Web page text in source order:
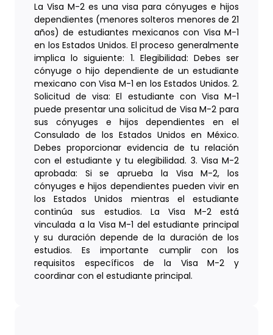
La Visa M-2 es una visa para cónyuges e hijos
dependientes (menores solteros menores de 21
años) de estudiantes mexicanos con Visa M-1
en los Estados Unidos. El proceso generalmente
implica lo siguiente: 1. Elegibilidad: Debes ser
cónyuge o hijo dependiente de un estudiante
mexicano con Visa M-1 en los Estados Unidos. 2.
Solicitud de visa: El estudiante con Visa M-1
puede presentar una solicitud de Visa M-2 para
sus cónyuges e hijos dependientes en el
Consulado de los Estados Unidos en México.
Debes proporcionar evidencia de tu relación
con el estudiante y tu elegibilidad. 3. Visa M-2
aprobada: Si se aprueba la Visa M-2, los
cónyuges e hijos dependientes pueden vivir en
los Estados Unidos mientras el estudiante
continúa sus estudios. La Visa M-2 está
vinculada a la Visa M-1 del estudiante principal
y su duración depende de la duración de los
estudios. Es importante cumplir con los
requisitos específicos de la Visa M-2 y
coordinar con el estudiante principal.